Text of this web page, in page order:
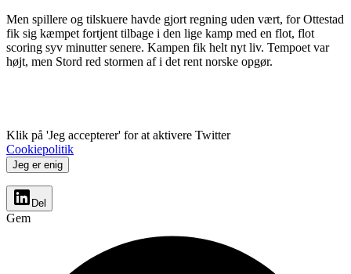
Men spillere og tilskuere havde gjort regning uden vært, for Ottestad
fik sig kæmpet fortjent tilbage i den lige kamp med en flot, flot
scoring syv minutter senere. Kampen fik helt nyt liv. Tempoet var
højt, men Stord red stormen af i det rent norske opgør.
Klik på 'Jeg accepterer' for at aktivere Twitter
Cookiepolitik
Jeg er enig
Del
Gem